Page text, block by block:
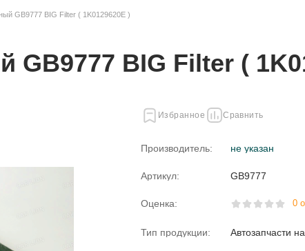
GB9777 BIG Filter ( 1K0129620E )
BIG Filter (
Избранное Сравнить
Производитель: не указан
Артикул: GB9777
Оценка: 0
Тип продукции: Автозапчасти